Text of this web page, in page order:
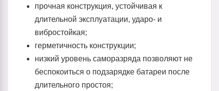
прочная конструкция, устойчивая к
длительной эксплуатации, ударо- и
вибростойкая;
герметичность конструкции;
низкий уровень саморазряда позволяют не
беспокоиться о подзарядке батареи после
длительного простоя;